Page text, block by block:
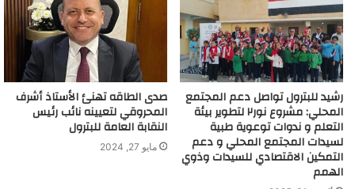
رشيد للبترول تواصل دعم المجتمع
المحلي: مشروع نور٢ لتطوير بيئة
التعلم و ندوات توعوية طبية
لسيدات المجتمع المحلي و دعم
التمكين الاقتصادي للسيدات وذوي
الهمم
صدى الطاقه تهنئ الأستاذ أشرف
المحروقي لتعيينه نائب رئيس
النقابة العامة للبترول
مايو 27, 2024